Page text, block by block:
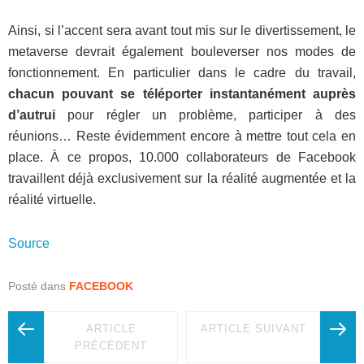
Ainsi, si l’accent sera avant tout mis sur le divertissement, le
metaverse devrait également bouleverser nos modes de
fonctionnement. En particulier dans le cadre du travail,
chacun pouvant se téléporter instantanément auprès
d’autrui pour régler un problème, participer à des
réunions… Reste évidemment encore à mettre tout cela en
place. À ce propos, 10.000 collaborateurs de Facebook
travaillent déjà exclusivement sur la réalité augmentée et la
réalité virtuelle.
Source
Posté dans FACEBOOK
ARTICLE
PRÉCÉDENT
ARTICLE SUIVANT